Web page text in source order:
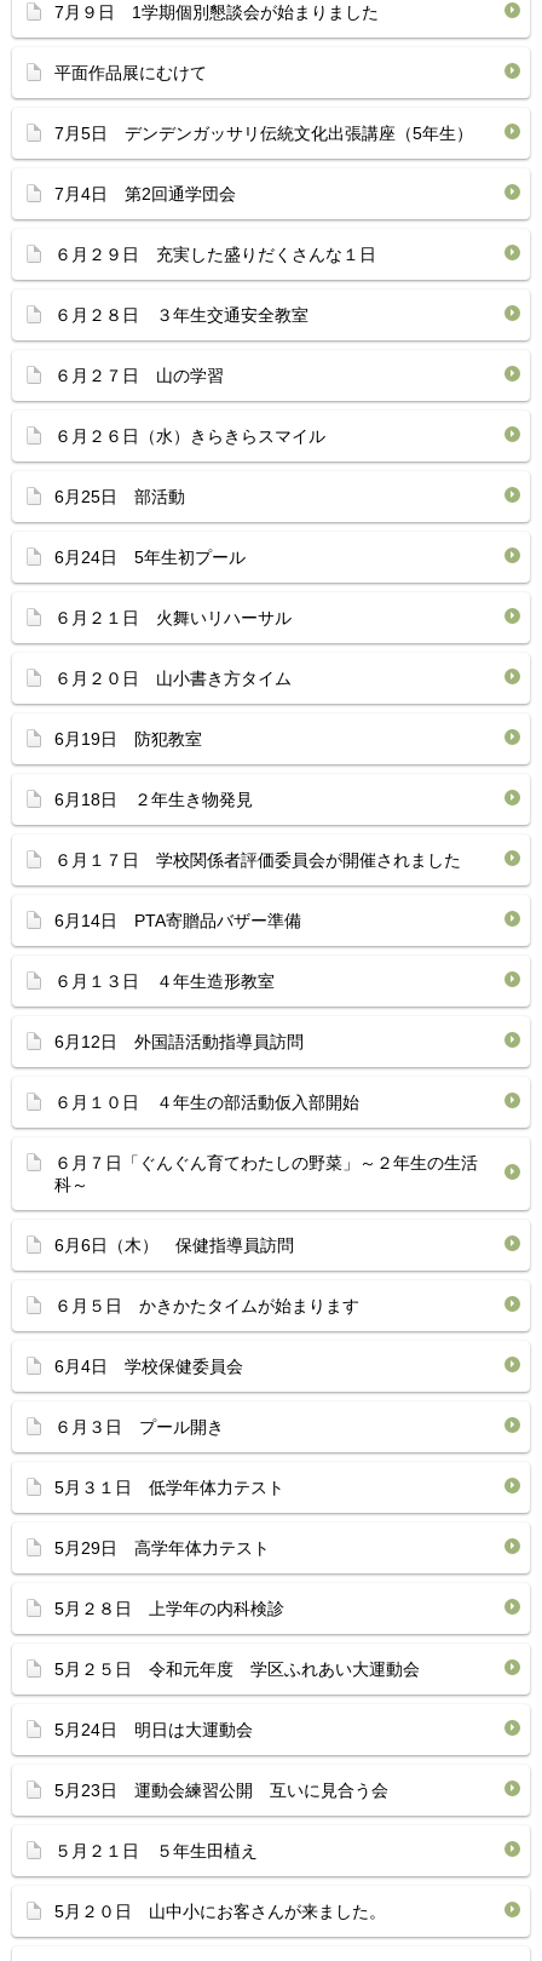
7月９日 1学期個別懇談会が始まりました
平面作品展にむけて
7月5日 デンデンガッサリ伝統文化出張講座（5年生）
7月4日 第2回通学団会
６月２９日 充実した盛りだくさんな１日
６月２８日 ３年生交通安全教室
６月２７日 山の学習
６月２６日（水）きらきらスマイル
6月25日 部活動
6月24日 5年生初プール
６月２１日 火舞いリハーサル
６月２０日 山小書き方タイム
6月19日 防犯教室
6月18日 ２年生き物発見
６月１７日 学校関係者評価委員会が開催されました
6月14日 PTA寄贈品バザー準備
６月１３日 ４年生造形教室
6月12日 外国語活動指導員訪問
６月１０日 ４年生の部活動仮入部開始
６月７日「ぐんぐん育てわたしの野菜」～２年生の生活
科～
6月6日（木） 保健指導員訪問
６月５日 かきかたタイムが始まります
6月4日 学校保健委員会
６月３日 プール開き
5月３１日 低学年体力テスト
5月29日 高学年体力テスト
5月２８日 上学年の内科検診
5月２５日 令和元年度 学区ふれあい大運動会
5月24日 明日は大運動会
5月23日 運動会練習公開 互いに見合う会
５月２１日 ５年生田植え
5月２０日 山中小にお客さんが来ました。